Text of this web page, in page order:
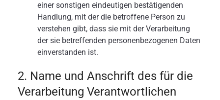
einer sonstigen eindeutigen bestätigenden
Handlung, mit der die betroffene Person zu
verstehen gibt, dass sie mit der Verarbeitung
der sie betreffenden personenbezogenen Daten
einverstanden ist.
2. Name und Anschrift des für die
Verarbeitung Verantwortlichen